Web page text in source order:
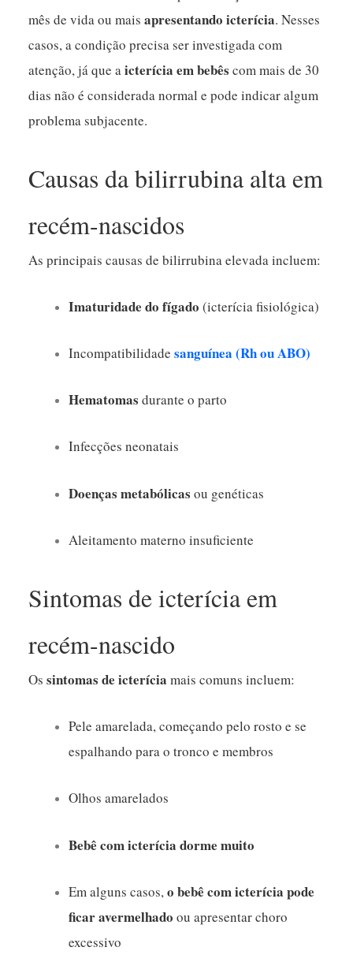
mês de vida ou maisapresentando icterícia. Nesses
casos, a condição precisa ser investigada com
atenção, já que aicterícia em bebês com mais de 30
dias não é considerada normal e pode indicar algum
problema subjacente.
Causas da bilirrubina alta em
recém-nascidos
As principais causas de bilirrubina elevada incluem:
Imaturidade do fígado (icterícia fisiológica)
Incompatibilidade sanguínea (Rh ou ABO)
Hematomas durante o parto
Infecções neonatais
Doenças metabólicas ou genéticas
Aleitamento materno insuficiente
Sintomas de icterícia em
recém-nascido
Ossintomas de icterícia mais comuns incluem:
Pele amarelada, começando pelo rosto e se
espalhando para o tronco e membros
Olhos amarelados
Bebê com icterícia dorme muito
Em alguns casos,o bebê com icterícia pode
ficar avermelhado ou apresentar choro
excessivo